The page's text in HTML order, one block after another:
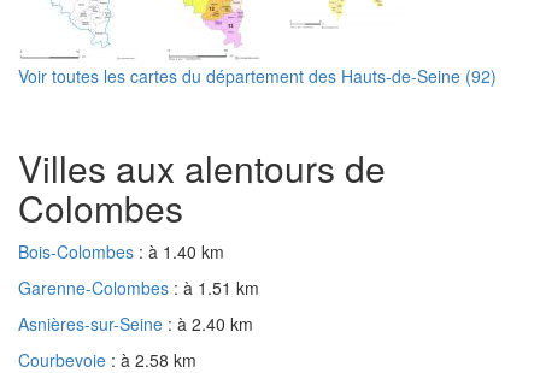
Voir toutes les cartes du département des Hauts-de-Seine (92)
Villes aux alentours de
Colombes
Bois-Colombes : à 1.40 km
Garenne-Colombes : à 1.51 km
Asnières-sur-Seine : à 2.40 km
Courbevoie : à 2.58 km